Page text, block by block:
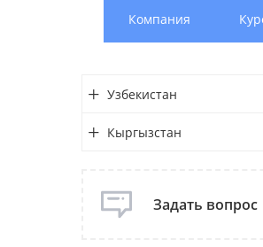
Компания
Узбекистан
Кыргызстан
Задать вопрос